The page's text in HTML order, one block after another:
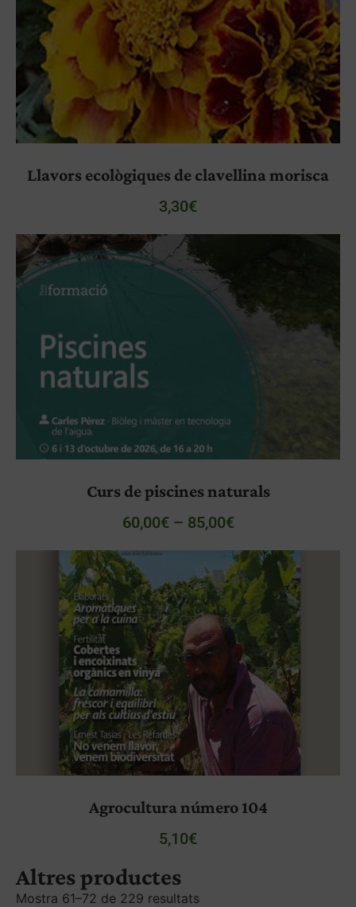
Llavors ecològiques de clavellina morisca
3,30€
Curs de piscines naturals
60,00€ – 85,00€
Agrocultura número 104
5,10€
Altres productes
Mostra 61–72 de 229 resultats